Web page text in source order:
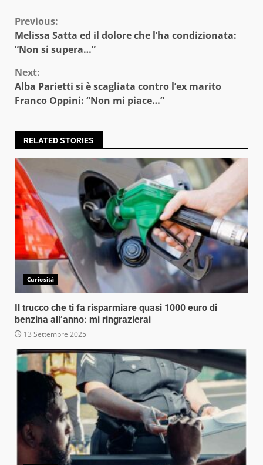
Continue
Reading
Previous:
Melissa Satta ed il dolore che l’ha condizionata:
“Non si supera…”
Next:
Alba Parietti si è scagliata contro l’ex marito
Franco Oppini: “Non mi piace…”
RELATED STORIES
Curiosità
Il trucco che ti fa risparmiare quasi 1000 euro di
benzina all’anno: mi ringrazierai
13 Settembre 2025